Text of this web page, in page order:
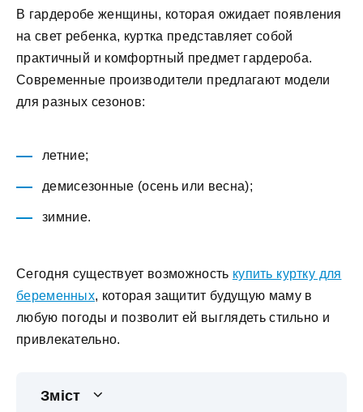
В гардеробе женщины, которая ожидает появления
на свет ребенка, куртка представляет собой
практичный и комфортный предмет гардероба.
Современные производители предлагают модели
для разных сезонов:
летние;
демисезонные (осень или весна);
зимние.
Сегодня существует возможность купить куртку для
беременных, которая защитит будущую маму в
любую погоды и позволит ей выглядеть стильно и
привлекательно.
Зміст